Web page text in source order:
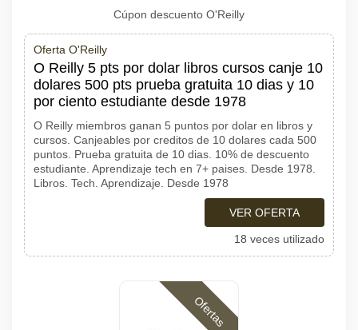
Cúpon descuento O'Reilly
Oferta O'Reilly
O Reilly 5 pts por dolar libros cursos canje 10
dolares 500 pts prueba gratuita 10 dias y 10
por ciento estudiante desde 1978
O Reilly miembros ganan 5 puntos por dolar en libros y
cursos. Canjeables por creditos de 10 dolares cada 500
puntos. Prueba gratuita de 10 dias. 10% de descuento
estudiante. Aprendizaje tech en 7+ paises. Desde 1978.
Libros. Tech. Aprendizaje. Desde 1978
VER OFERTA
18 veces utilizado
Ofertas